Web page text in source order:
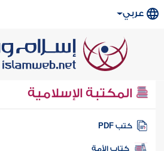
عربي
المكتبة الإسلامية
كتب PDF